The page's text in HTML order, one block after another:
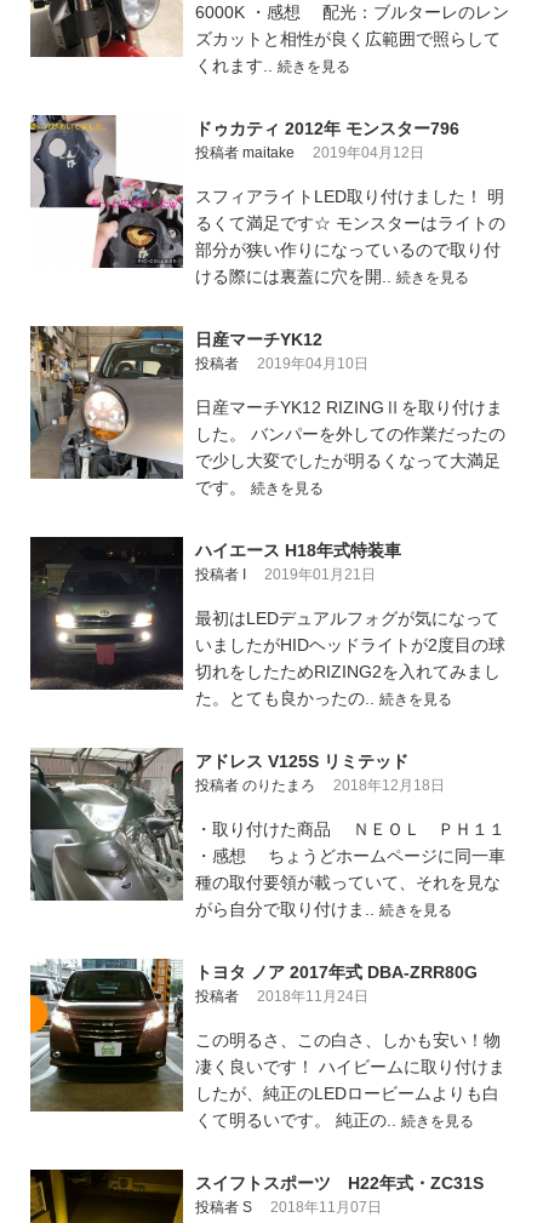
6000K ・感想 配光：ブルターレのレン
ズカットと相性が良く広範囲で照らして
くれます.. 続きを見る
ドゥカティ 2012年 モンスター796
投稿者 maitake 2019年04月12日
スフィアライトLED取り付けました！ 明
るくて満足です☆ モンスターはライトの
部分が狭い作りになっているので取り付
ける際には裏蓋に穴を開.. 続きを見る
日産マーチYK12
投稿者 2019年04月10日
日産マーチYK12 RIZINGⅡを取り付けま
した。 バンパーを外しての作業だったの
で少し大変でしたが明るくなって大満足
です。 続きを見る
ハイエース H18年式特装車
投稿者 I 2019年01月21日
最初はLEDデュアルフォグが気になって
いましたがHIDヘッドライトが2度目の球
切れをしたためRIZING2を入れてみまし
た。とても良かったの.. 続きを見る
アドレス V125S リミテッド
投稿者 のりたまろ 2018年12月18日
・取り付けた商品 ＮＥＯＬ ＰＨ１１
・感想 ちょうどホームページに同一車
種の取付要領が載っていて、それを見な
がら自分で取り付けま.. 続きを見る
トヨタ ノア 2017年式 DBA-ZRR80G
投稿者 2018年11月24日
この明るさ、この白さ、しかも安い！物
凄く良いです！ ハイビームに取り付けま
したが、純正のLEDロービームよりも白
くて明るいです。 純正の.. 続きを見る
スイフトスポーツ H22年式・ZC31S
投稿者 S 2018年11月07日